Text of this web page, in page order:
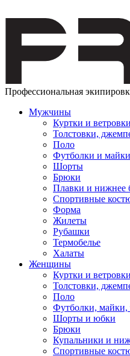
Профессиональная
Мужчины
Куртки и ветровки
Толстовки,
Поло
Футболки и майки
Шорты
Брюки
Плавки и нижнее
Спортивные
Форма
Жилеты
Рубашки
Термобелье
Халаты
Женщины
Куртки и ветровки
Толстовки,
Поло
Футболки, майки,
Шорты и юбки
Брюки
Купальники и
Спортивные